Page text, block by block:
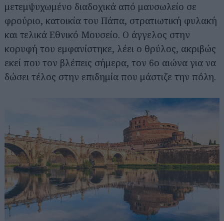
μετεμψυχωμένο διαδοχικά από μαυσωλείο σε
φρούριο, κατοικία του Πάπα, στρατιωτική φυλακή
και τελικά Εθνικό Μουσείο. Ο άγγελος στην
κορυφή του εμφανίστηκε, λέει ο θρύλος, ακριβώς
εκεί που τον βλέπεις σήμερα, τον 6ο αιώνα για να
δώσει τέλος στην επιδημία που μάστιζε την πόλη.